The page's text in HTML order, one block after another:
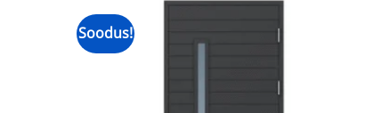
Soodus!